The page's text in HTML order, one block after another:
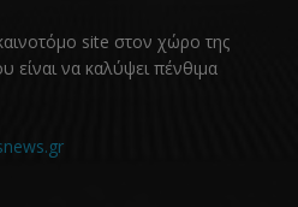
site στον χώρο της
να καλύψει πένθιμα